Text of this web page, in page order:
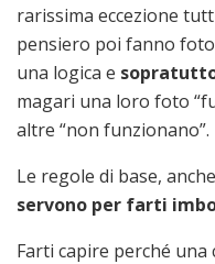
rarissima eccezione
pensiero poi fanno
una logica e
magari una loro foto
altre “non funzionano”.
Le regole di base,
servono per farti
Farti capire perché